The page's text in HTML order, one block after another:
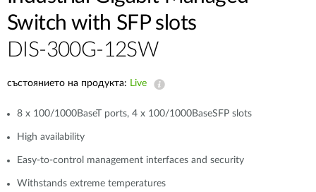
Switch with SFP slots
DIS-300G-12SW
състоянието на продукта: Live
8 x 100/1000BaseT ports, 4 x 100/1000BaseSFP slots
High availability
Easy-to-control management interfaces and security
Withstands extreme temperatures